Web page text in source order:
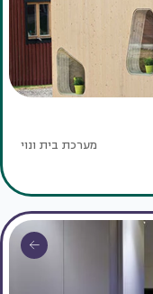
מערכת בית ונוי